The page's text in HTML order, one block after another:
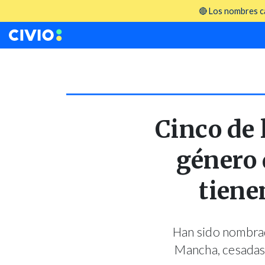
🔴 Los nombres
Cinco
género
Han sido
Mancha,